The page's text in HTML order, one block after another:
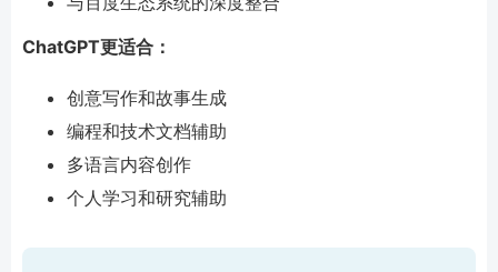
ChatGPT更适合：
创意写作和故事生成
编程和技术文档辅助
多语言内容创作
个人学习和研究辅助